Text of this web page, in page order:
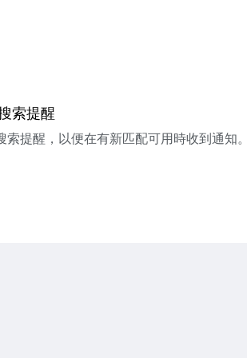
索提醒
索提醒，以便在有新匹配可用時收到通知